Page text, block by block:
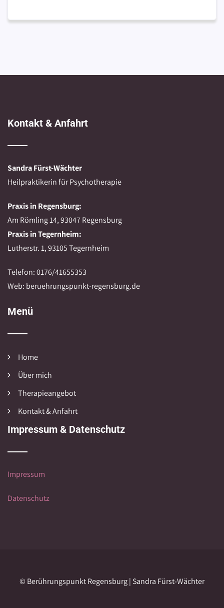
Kontakt & Anfahrt
Sandra Fürst-Wächter
Heilpraktikerin für Psychotherapie
Praxis in Regensburg:
Am Römling 14, 93047 Regensburg
Praxis in Tegernheim:
Lutherstr. 1, 93105 Tegernheim
Telefon: 0176/41655353
Web: beruehrungspunkt-regensburg.de
Menü
Home
Über mich
Therapieangebot
Kontakt & Anfahrt
Impressum & Datenschutz
Impressum
Datenschutz
© Berührungspunkt Regensburg | Sandra Fürst-Wächter